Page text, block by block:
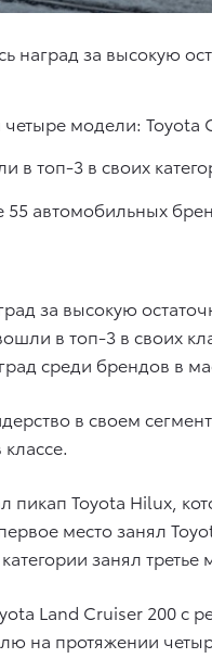
наград за высокую
модели:
в топ-3 в своих
55 автомобильных
за высокую
в топ-3 в своих
среди брендов в
в своем
пикап Toyota Hilux,
место занял
занял третье
Land Cruiser 200 с
на протяжении